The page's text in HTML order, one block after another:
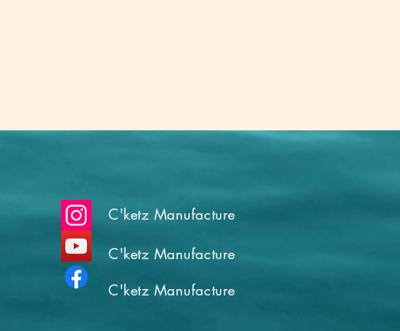
C'ketz Manufacture
C'ketz Manufacture
C'ketz Manufacture